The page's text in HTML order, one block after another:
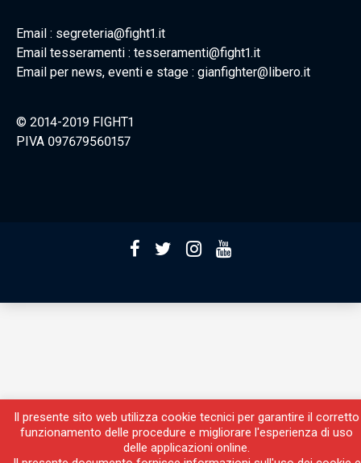
Email : segreteria@fight1.it
Email tesseramenti : tesseramenti@fight1.it
Email per news, eventi e stage : gianfighter@libero.it
© 2014-2019 FIGHT1
PIVA 097679560157
Il presente sito web utilizza cookie tecnici per garantire il corretto
funzionamento delle procedure e migliorare l'esperienza di uso
delle applicazioni online.